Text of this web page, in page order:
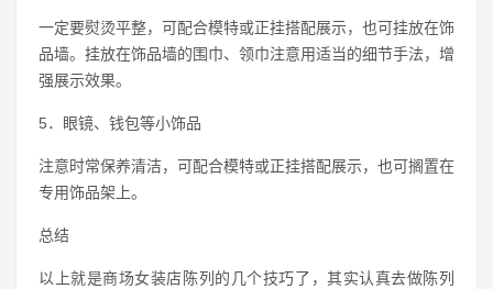
一定要熨烫平整，可配合模特或正挂搭配展示，也可挂放在饰
品墙。挂放在饰品墙的围巾、领巾注意用适当的细节手法，增
强展示效果。
5．眼镜、钱包等小饰品
注意时常保养清洁，可配合模特或正挂搭配展示，也可搁置在
专用饰品架上。
总结
以上就是商场女装店陈列的几个技巧了，其实认真去做陈列